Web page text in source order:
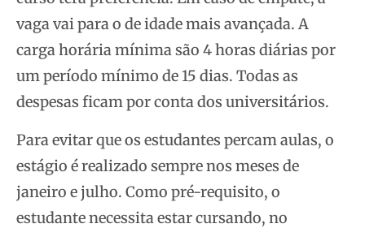
vaga vai para o de idade mais avançada. A
carga horária mínima são 4 horas diárias por
um período mínimo de 15 dias. Todas as
despesas ficam por conta dos universitários.
Para evitar que os estudantes percam aulas, o
estágio é realizado sempre nos meses de
janeiro e julho. Como pré-requisito, o
estudante necessita estar cursando, no